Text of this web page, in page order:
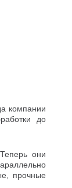
компании
до
они
прочные